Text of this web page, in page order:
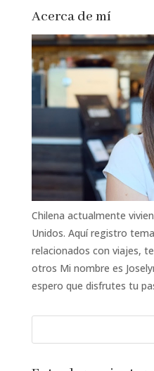
Acerca de mí
Chilena actualmente
Unidos. Aquí registro
relacionados con viajes,
otros Mi nombre es
espero que disfrutes tu